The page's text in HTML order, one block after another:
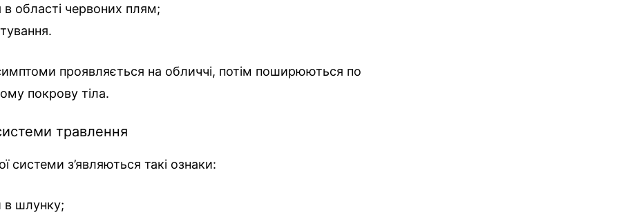
в області червоних плям;
проявляється на обличчі, потім поширюються по
покрову тіла.
травлення
системи з’являються такі ознаки:
в шлунку;